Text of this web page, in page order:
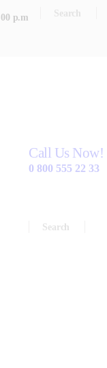
p.m
Call Us Now!
0 800 555 22 33